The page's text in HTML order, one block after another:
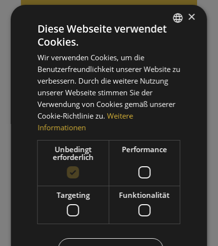
WANDERZEIT
01.09.2026 - 30.09.2026
ZUM ANGEBOT
×
Diese Webseite verwendet
Cookies.
Wir verwenden Cookies, um die
Benutzerfreundlichkeit unserer Website zu
verbessern. Durch die weitere Nutzung
unserer Webseite stimmen Sie der
Verwendung von Cookies gemäß unserer
Cookie-Richtlinie zu. Weitere
Informationen
Unbedingt
erforderlich
Performance
Targeting Funktionalität